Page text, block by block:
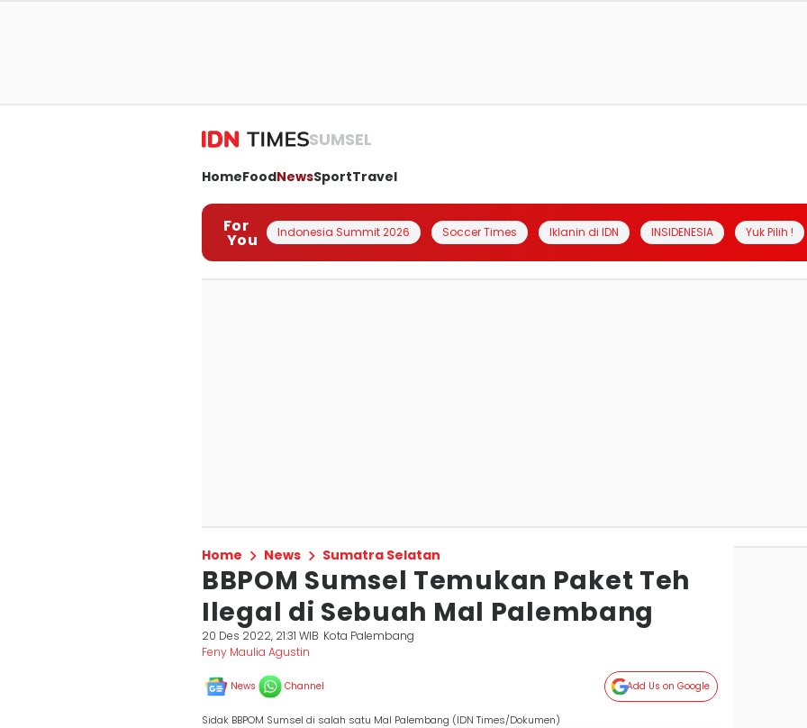
SUMSEL
HomeFoodNewsSportTravel
For
You Indonesia Summit 2026 Soccer Times Iklanin di IDN INSIDENESIA Yuk Pilih !
Home News Sumatra Selatan
BBPOM Sumsel Temukan Paket Teh
Ilegal di Sebuah Mal Palembang
20 Des 2022, 21:31 WIB Kota Palembang
Feny Maulia Agustin
News Channel Add Us on Google
Sidak BBPOM Sumsel di salah satu Mal Palembang (IDN Times/Dokumen)